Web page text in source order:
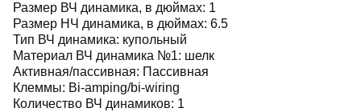
Размер ВЧ динамика, в дюймах: 1
Размер НЧ динамика, в дюймах: 6.5
Тип ВЧ динамика: купольный
Материал ВЧ динамика №1: шелк
Активная/пассивная: Пассивная
Клеммы: Bi-amping/bi-wiring
Количество ВЧ динамиков: 1